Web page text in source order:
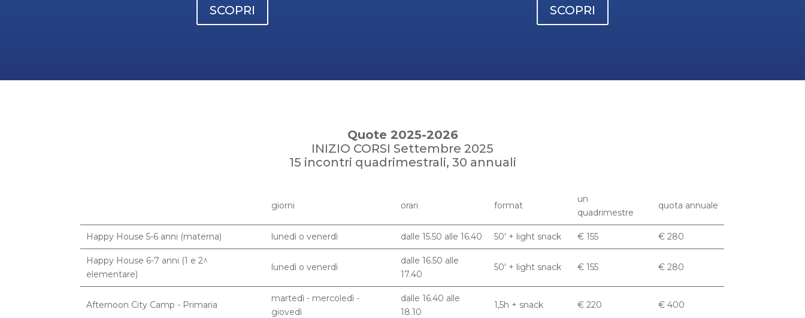
SCOPRI SCOPRI
Quote 2025-2026
INIZIO CORSI Settembre 2025
15 incontri quadrimestrali, 30 annuali
giorni orari format
un
quadrimestre
quota annuale
Happy House 5-6 anni (materna) lunedì o venerdì dalle 15.50 alle 16.40 50' + light snack € 155 € 280
Happy House 6-7 anni (1 e 2^
elementare)
lunedì o venerdì
dalle 16.50 alle
17.40
50' + light snack € 155 € 280
Afternoon City Camp - Primaria
martedì - mercoledì -
giovedì
dalle 16.40 alle
18.10
1,5h + snack € 220 € 400